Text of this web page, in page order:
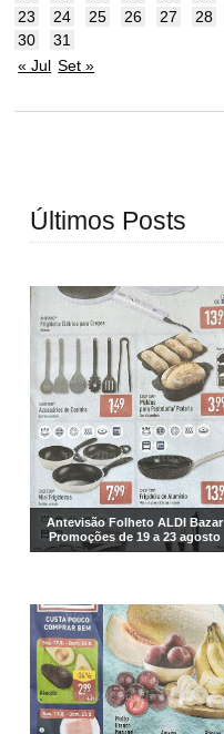
23
24 25 26 27 28
30
31
« Jul Set »
Últimos Posts
Antevisão Folheto ALDI Bazar
Promoções de 19 a 23 agosto